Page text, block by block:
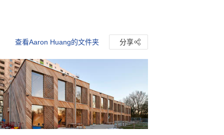
查看Aaron Huang的文件夹 分享